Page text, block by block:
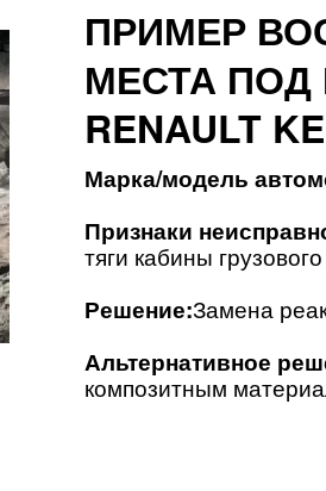
ПРИМЕР
МЕСТА
RENAULT
Марка/модель
Признаки
тяги кабины
Решение:Замена
Альтернативное
композитным